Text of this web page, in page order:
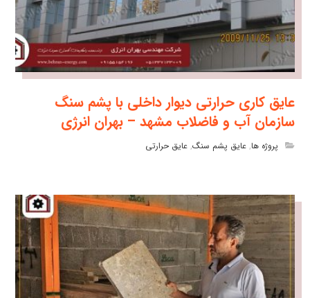
عایق کاری حرارتی دیوار داخلی با پشم سنگ
سازمان آب و فاضلاب مشهد – بهران انرژی
پروژه ها,عایق پشم سنگ,عایق حرارتی